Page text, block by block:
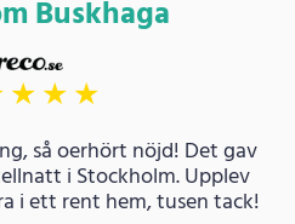
Buskhaga
★★★
så oerhört nöjd! Det gav
i Stockholm. Upplev
i ett rent hem, tusen tack!